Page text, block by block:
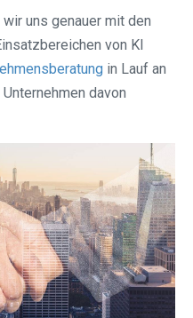
uns genauer mit den
von KI
in Lauf an
davon